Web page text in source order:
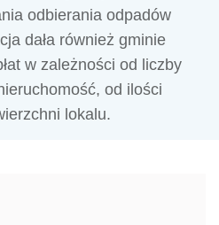
odbierania odpadów
dała również gminie
w zależności od liczby
od ilości
lokalu.